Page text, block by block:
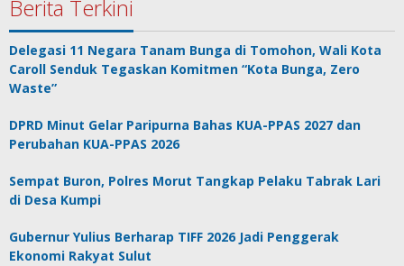
Berita Terkini
Delegasi 11 Negara Tanam Bunga di Tomohon, Wali Kota
Caroll Senduk Tegaskan Komitmen “Kota Bunga, Zero
Waste”
DPRD Minut Gelar Paripurna Bahas KUA-PPAS 2027 dan
Perubahan KUA-PPAS 2026
Sempat Buron, Polres Morut Tangkap Pelaku Tabrak Lari
di Desa Kumpi
Gubernur Yulius Berharap TIFF 2026 Jadi Penggerak
Ekonomi Rakyat Sulut